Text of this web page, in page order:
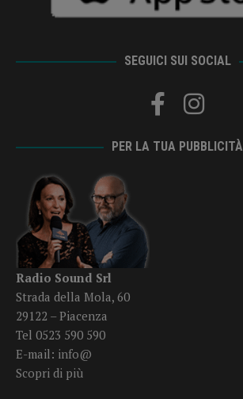
SEGUICI SUI SOCIAL
PER LA TUA PUBBLICITÀ
Radio Sound Srl
Strada della Mola, 60
29122 – Piacenza
Tel 0523 590 590
E-mail: info@
Scopri di più